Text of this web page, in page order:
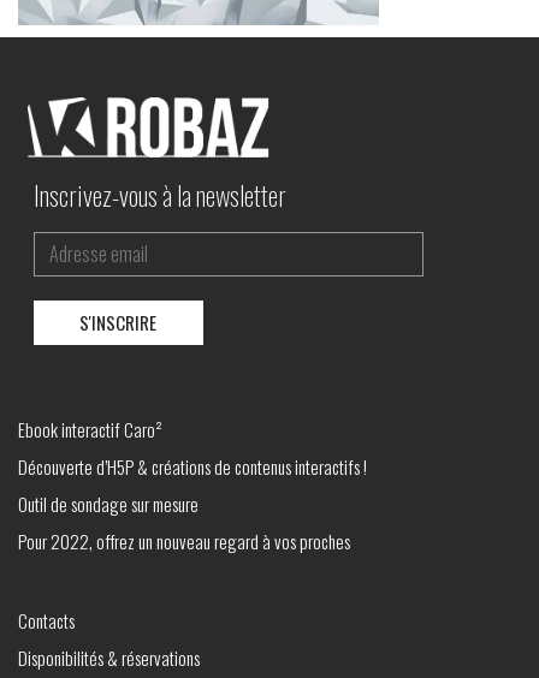
Inscrivez-vous à la newsletter
Ebook interactif Caro²
Découverte d’H5P & créations de contenus interactifs !
Outil de sondage sur mesure
Pour 2022, offrez un nouveau regard à vos proches
Contacts
Disponibilités & réservations